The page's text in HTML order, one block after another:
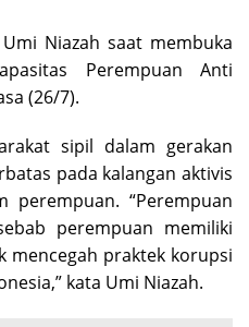
Niazah saat membuka
Perempuan Anti
(26/7).
sipil dalam gerakan
pada kalangan aktivis
perempuan. “Perempuan
perempuan memiliki
mencegah praktek korupsi
kata Umi Niazah.